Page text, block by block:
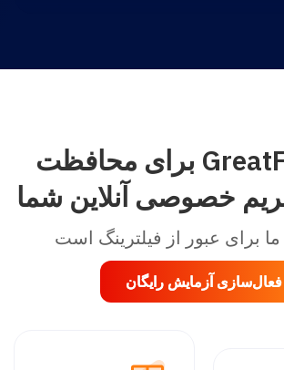
GreatFireVPN برای محافظت
خصوصی آنلاین شما
برای عبور از فیلترینگ است
فعال‌سازی آزمایش رایگان
فعال‌سازی آزمایش رایگان